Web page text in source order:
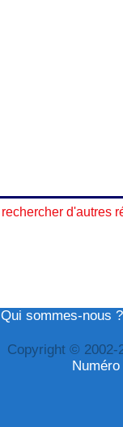
rechercher d'autres
Qui sommes-nous ?
Copyright ©